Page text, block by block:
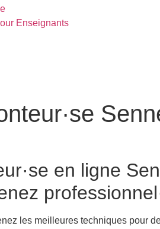
Enseignants
en ligne
les meilleures techniques pour